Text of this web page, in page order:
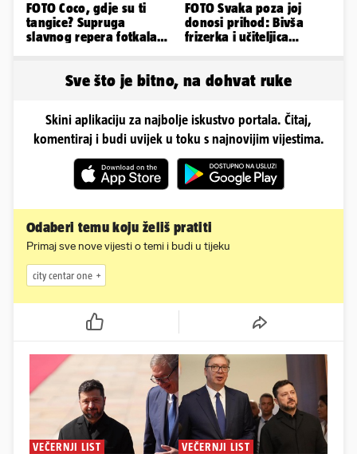
FOTO Coco, gdje su ti
tangice? Supruga
slavnog repera fotkala
FOTO Svaka poza joj
donosi prihod: Bivša
frizerka i učiteljica
Sve što je bitno, na dohvat ruke
Skini aplikaciju za najbolje iskustvo portala. Čitaj,
komentiraj i budi uvijek u toku s najnovijim vijestima.
Odaberi temu koju želiš pratiti
Primaj sve nove vijesti o temi i budi u tijeku
city centar one